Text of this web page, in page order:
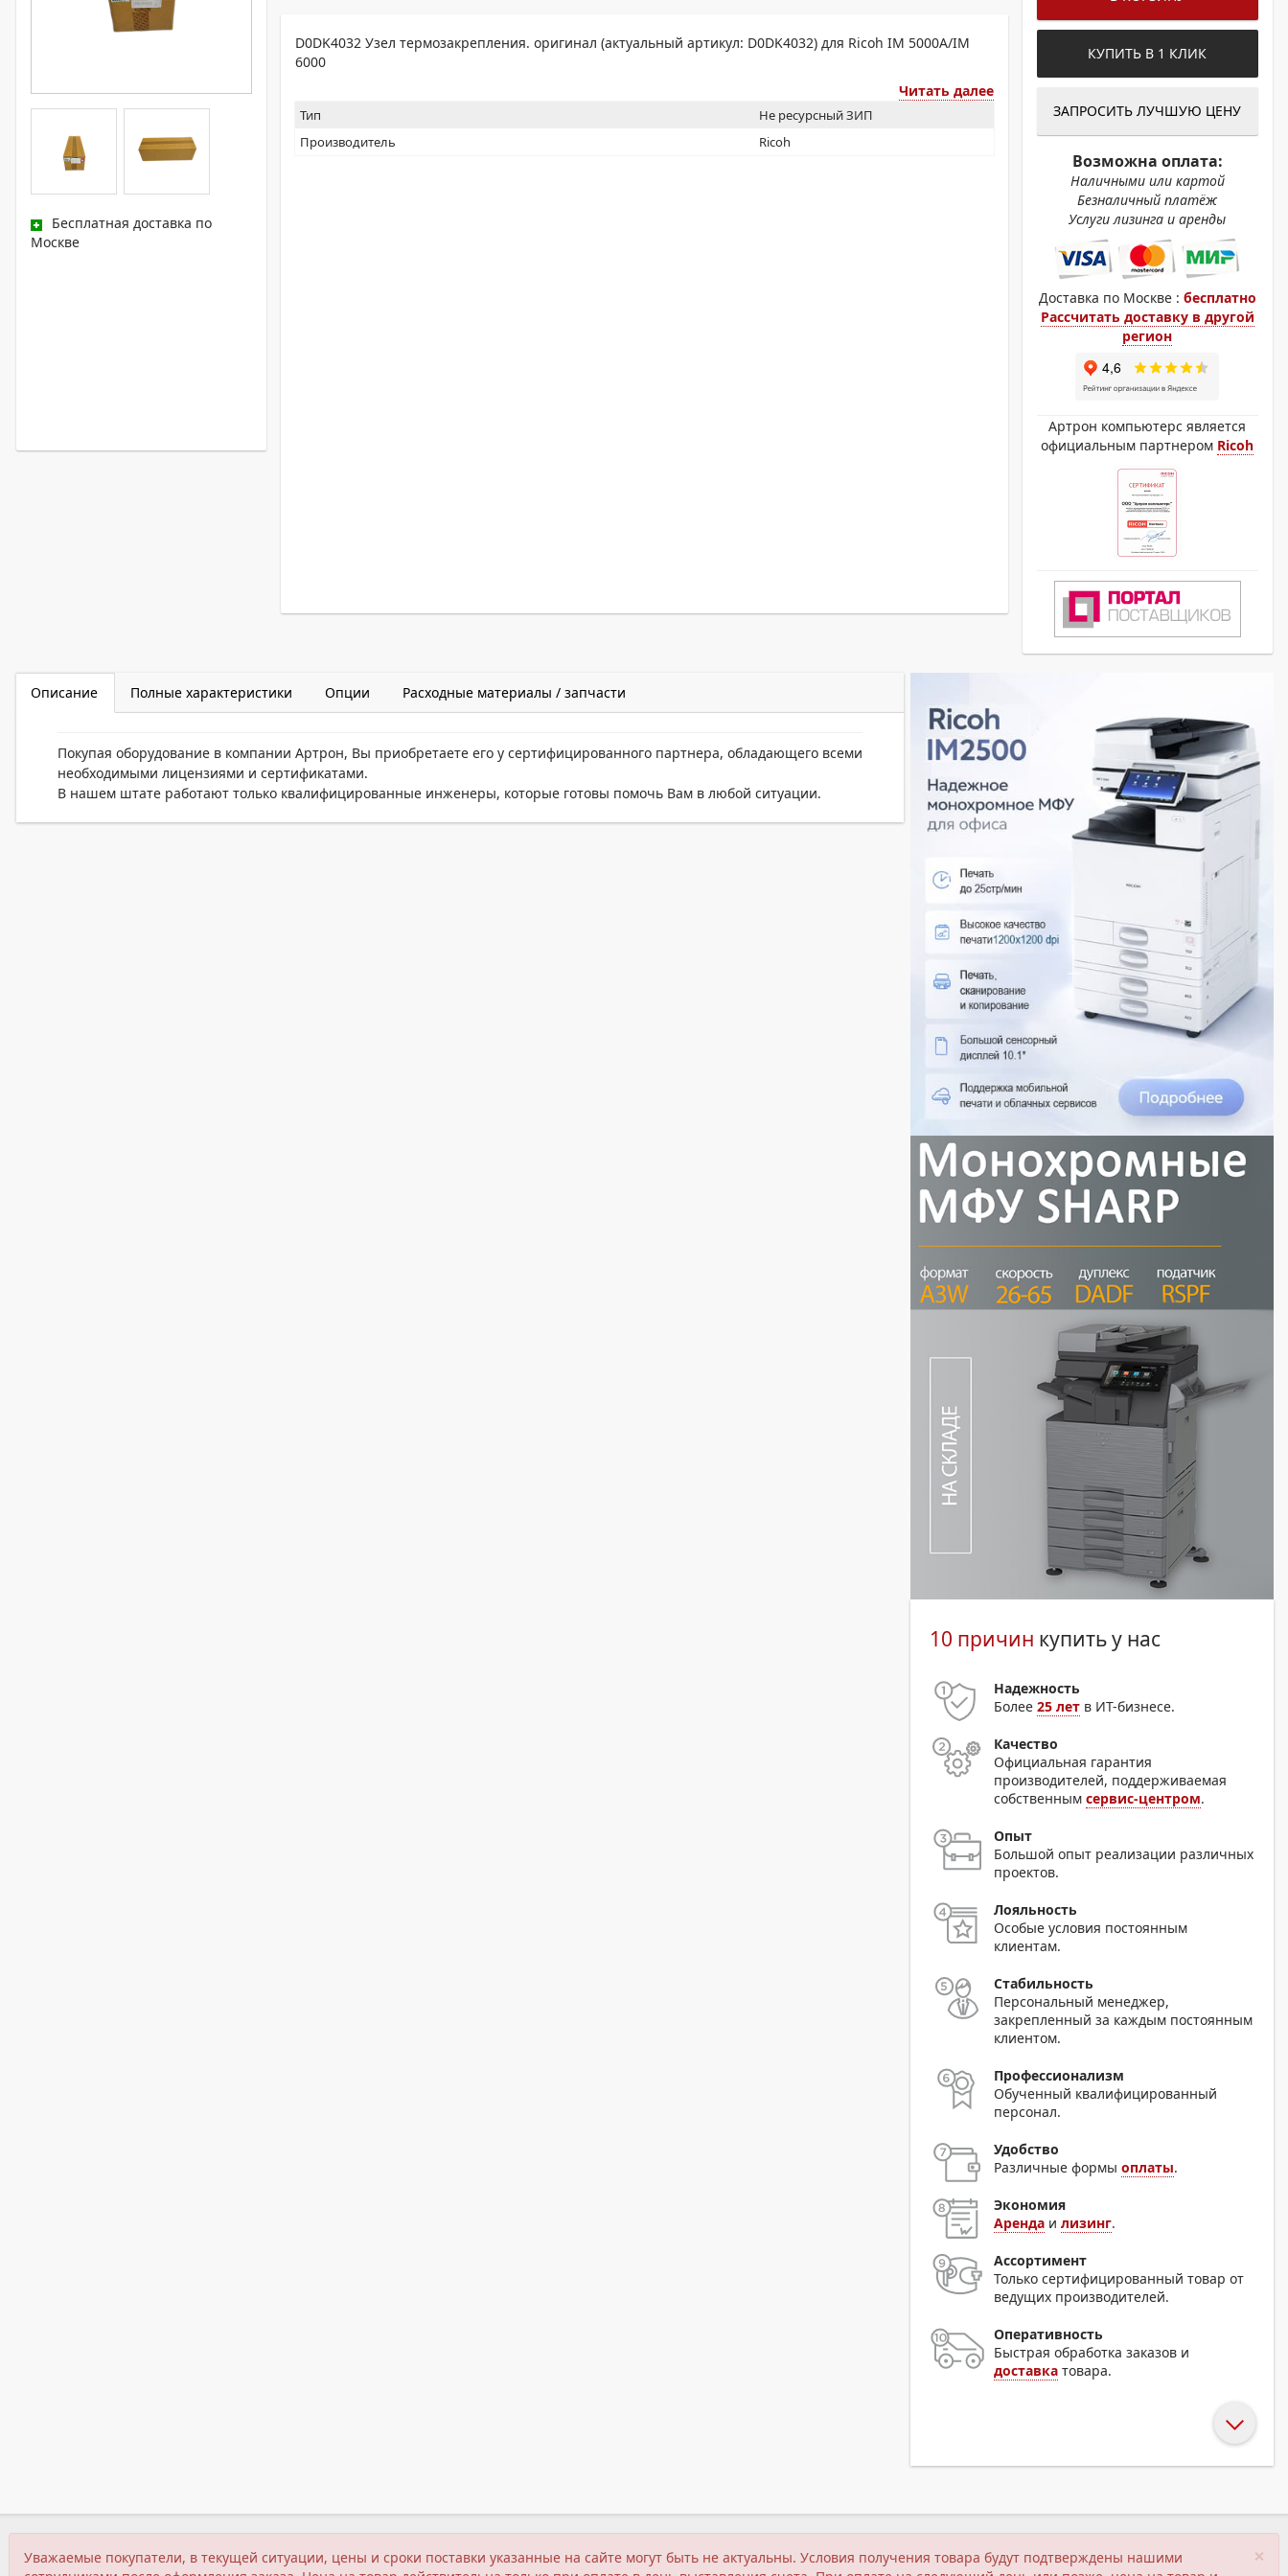
Бесплатная доставка по
Москве
D0DK4032 Узел термозакрепления. оригинал (актуальный артикул: D0DK4032) для Ricoh IM 5000A/IM
6000
Читать далее
Тип
Не ресурсный ЗИП
Производитель
Ricoh
КУПИТЬ В 1 КЛИК
ЗАПРОСИТЬ ЛУЧШУЮ ЦЕНУ
Возможна оплата:
Наличными или картой
Безналичный платёж
Услуги лизинга и аренды
Доставка по Москве : бесплатно
Рассчитать доставку в другой
регион
Артрон компьютерс является
официальным партнером Ricoh
Описание Полные характеристики Опции Расходные материалы / запчасти
Покупая оборудование в компании Артрон, Вы приобретаете его у сертифицированного партнера, обладающего всеми
необходимыми лицензиями и сертификатами.
В нашем штате работают только квалифицированные инженеры, которые готовы помочь Вам в любой ситуации.
10 причин купить у нас
Надежность
Более25 лет в ИТ-бизнесе.
Качество
Официальная гарантия
производителей, поддерживаемая
собственнымсервис-центром.
Опыт
Большой опыт реализации различных
проектов.
Лояльность
Особые условия постоянным
клиентам.
Стабильность
Персональный менеджер,
закрепленный за каждым постоянным
клиентом.
Профессионализм
Обученный квалифицированный
персонал.
Удобство
Различные формыоплаты.
Экономия
Аренда илизинг.
Ассортимент
Только сертифицированный товар от
ведущих производителей.
Оперативность
Быстрая обработка заказов и
доставка товара.
×
Уважаемые покупатели, в текущей ситуации, цены и сроки поставки указанные на сайте могут быть не актуальны. Условия получения товара будут подтверждены нашими